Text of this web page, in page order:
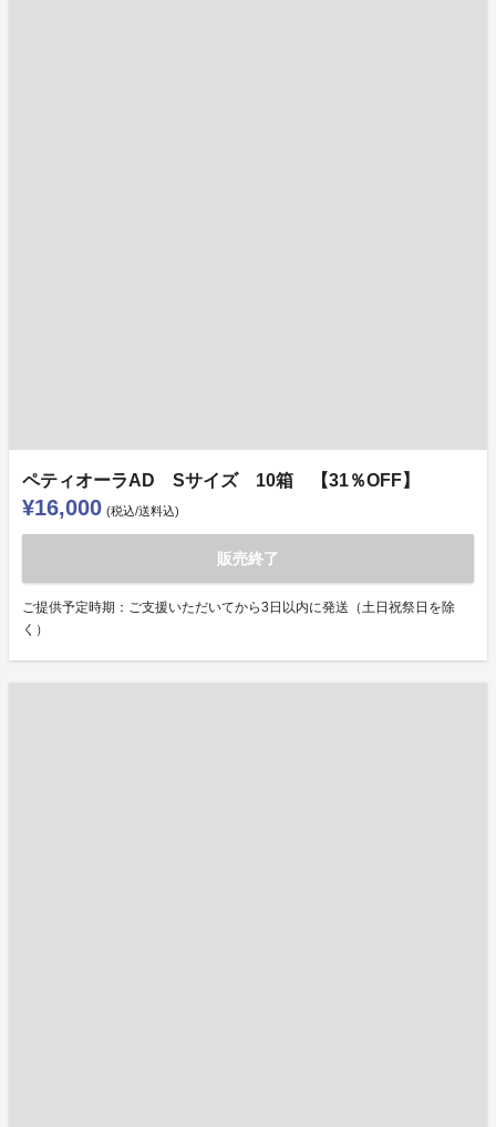
ペティオーラAD Sサイズ 10箱 【31％OFF】
¥16,000 (税込/送料込)
販売終了
ご提供予定時期：ご支援いただいてから3日以内に発送（土日祝祭日を除
く）